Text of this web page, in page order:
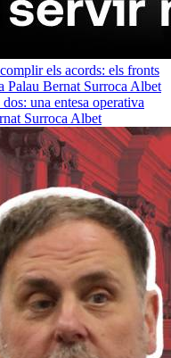
els acords: els fronts
Palau Bernat Surroca Albet
una entesa operativa
Surroca Albet